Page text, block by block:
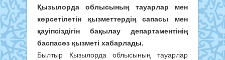
Қызылорда облысының тауарлар мен
көрсетілетін қызметтердің сапасы мен
қауіпсіздігін бақылау департаментінің
баспасөз қызметі хабарлады.
Былтыр Қызылорда облысының тауарлар